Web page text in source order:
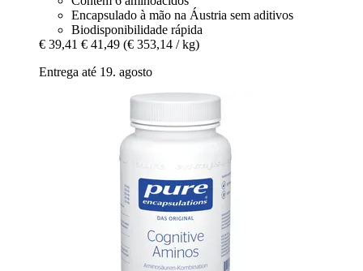
Encapsulado à mão na Áustria sem aditivos
Biodisponibilidade rápida
€ 39,41 € 41,49 (€ 353,14 / kg)
Entrega até 19. agosto